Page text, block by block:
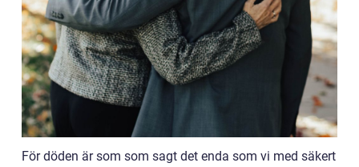
För döden är som som sagt det enda som vi med säkert